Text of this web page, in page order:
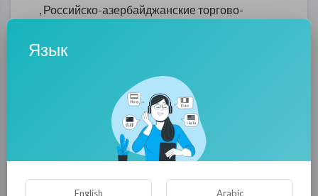
, Российско-азербайджанские торгово-
интенсивно.Это
отношений, доверия и взаимопонимания
между народами России и Азербайджана
0 • 0 Комментарии
Опубликовать
Язык
English Arabic